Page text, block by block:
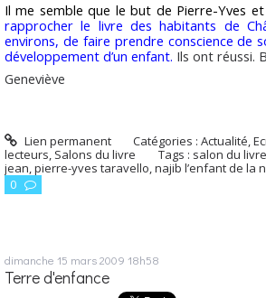
Il me semble que le but de Pierre-Yves
rapprocher le livre des habitants de
environs, de faire prendre conscience de
développement d’un enfant. Ils ont réussi.
Geneviève
Lien permanent Catégories :Actualité,
lecteurs, Salons du livre Tags : salon du
jean,pierre-yves taravello,najib l’enfant de la
0
dimanche 15 mars 2009 18h58
Terre d'enfance